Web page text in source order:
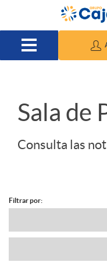
Saltar al contenido
S
Sala de
Consulta las
N
Filtrar por: